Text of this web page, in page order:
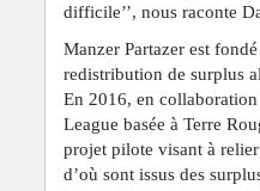
difficile’’, nous raconte
Manzer Partazer est
redistribution de surplus
En 2016, en
League basée à Terre
projet pilote visant à
d’où sont issus des